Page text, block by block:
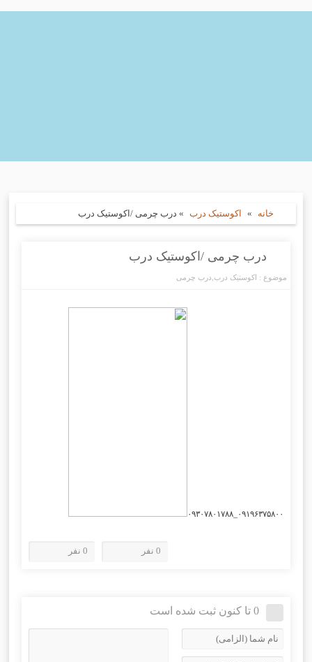
خانه » اکوستیک درب » درب چرمی /اکوستیک درب
درب چرمی /اکوستیک درب
موضوع : اکوستیک درب درب چرمی
۰۹۱۹۶۳۷۵۸۰۰_۰۹۳۰۷۸۰۱۷۸۸
0 نفر 0 نفر
0 تا کنون ثبت شده است